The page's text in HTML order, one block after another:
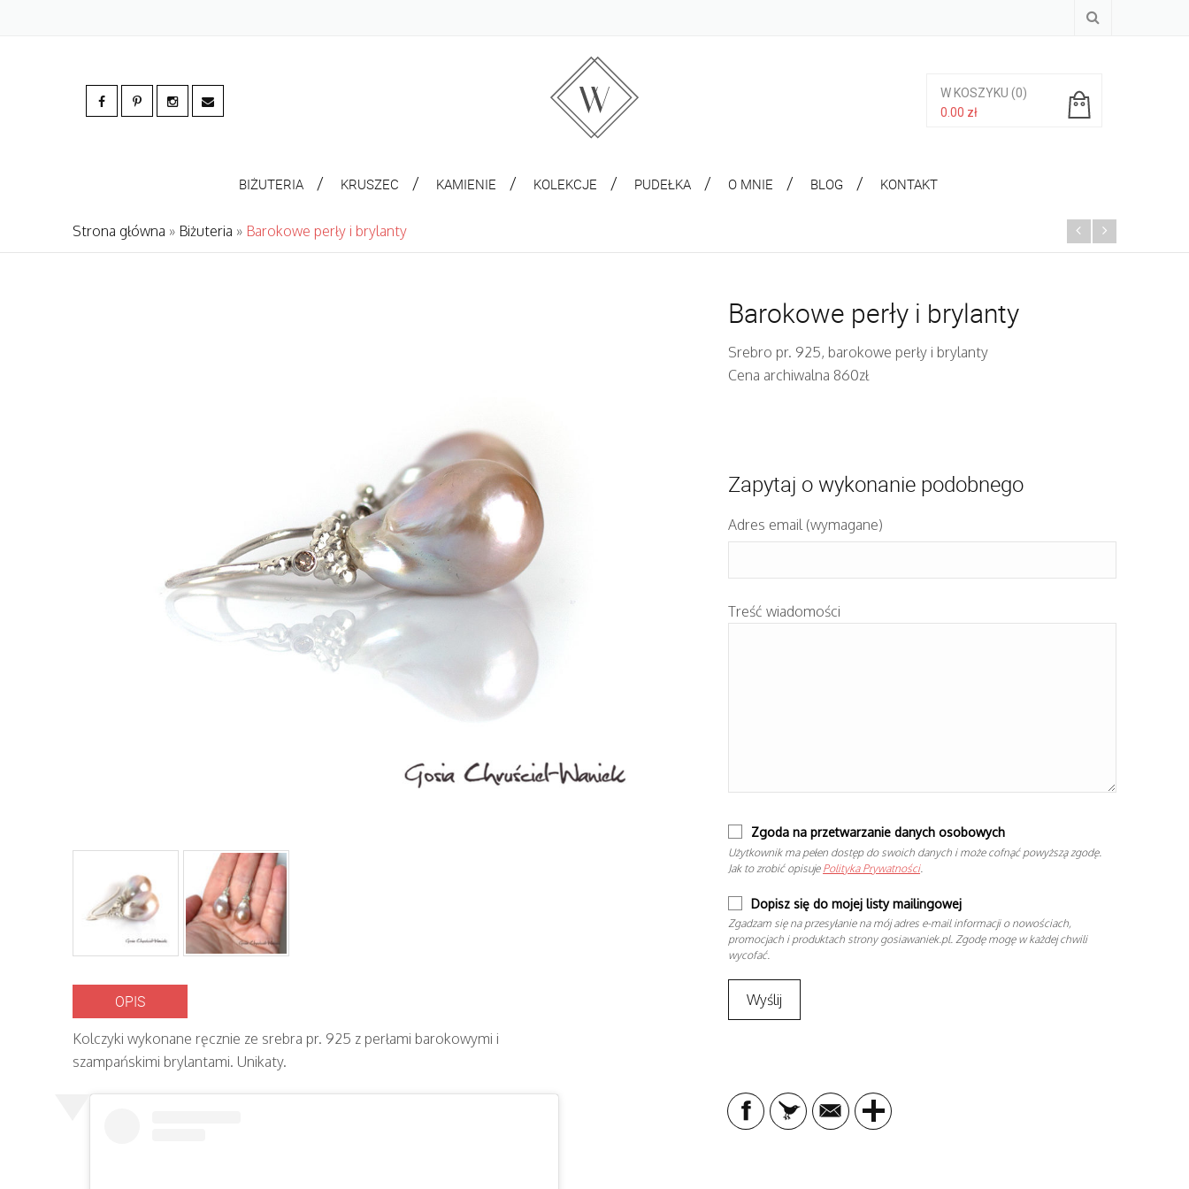
W KOSZYKU (0)
0.00 zł
BIŻUTERIA KRUSZEC KAMIENIE KOLEKCJE PUDEŁKA O MNIE BLOG KONTAKT
Strona główna » Biżuteria » Barokowe perły i brylanty
OPIS
Kolczyki wykonane ręcznie ze srebra pr. 925 z perłami barokowymi i
szampańskimi brylantami. Unikaty.
Barokowe perły i brylanty
Srebro pr. 925, barokowe perły i brylanty
Cena archiwalna 860zł
Zapytaj o wykonanie podobnego
Adres email (wymagane)
Treść wiadomości
Zgoda na przetwarzanie danych osobowych
Użytkownik ma pełen dostęp do swoich danych i może cofnąć powyższą zgodę.
Jak to zrobić opisuje Polityka Prywatności.
Dopisz się do mojej listy mailingowej
Zgadzam się na przesyłanie na mój adres e-mail informacji o nowościach,
promocjach i produktach strony gosiawaniek.pl. Zgodę mogę w każdej chwili
wycofać.